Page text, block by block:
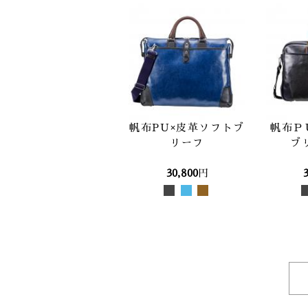
帆布PU×皮革ソフトブ
リーフ
30,800円
帆布Ｐ
ブ